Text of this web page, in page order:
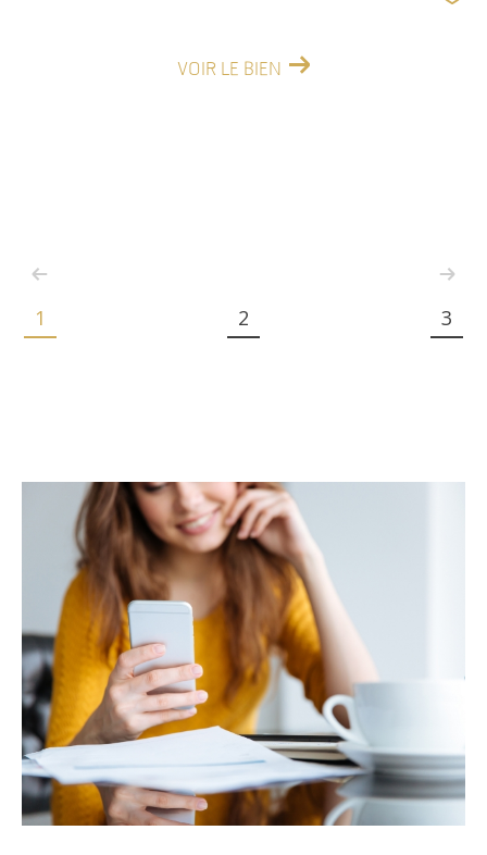
VOIR LE BIEN
1 2 3